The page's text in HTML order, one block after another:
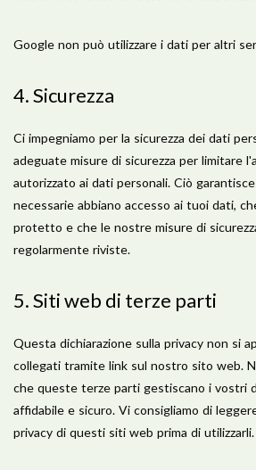
Google non può utilizzare i dati per altri
4. Sicurezza
Ci impegniamo per la sicurezza dei dati
adeguate misure di sicurezza per limitare
autorizzato ai dati personali. Ciò
necessarie abbiano accesso ai tuoi dati,
protetto e che le nostre misure di
regolarmente riviste.
5. Siti web di terze parti
Questa dichiarazione sulla privacy non si
collegati tramite link sul nostro sito web.
che queste terze parti gestiscano i vostri
affidabile e sicuro. Vi consigliamo di
privacy di questi siti web prima di utilizzarli.